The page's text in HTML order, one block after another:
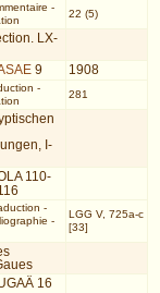
-
22 (5)
LX-
9 1908
-
281
I-
110-
-
-
LGG V, 725a-c
[33]
16